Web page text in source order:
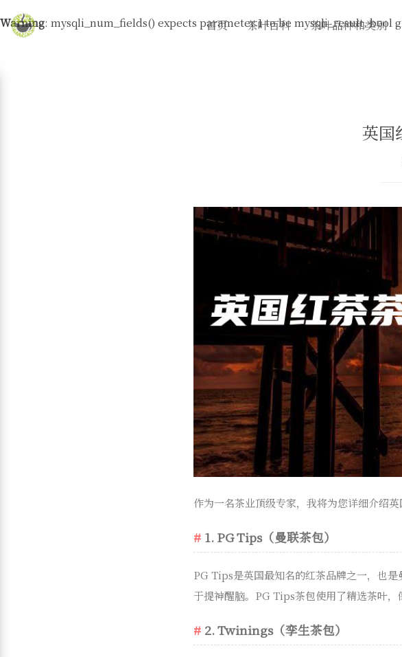
Warning: mysqli_num_fields() expects parameter 1 to be mysqli_result, bool
首页 茶叶百科 茶叶品种和类别
英国
作为一名茶业顶级专家，我将为您详细介绍
1. PG Tips（曼联茶包）
PG Tips是英国最知名的红茶品牌之一，也
于提神醒脑。PG Tips茶包使用了精选茶叶，
2. Twinings（孪生茶包）